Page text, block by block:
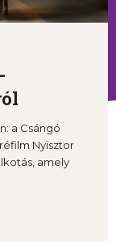
a Csángó
Nyisztor
amely